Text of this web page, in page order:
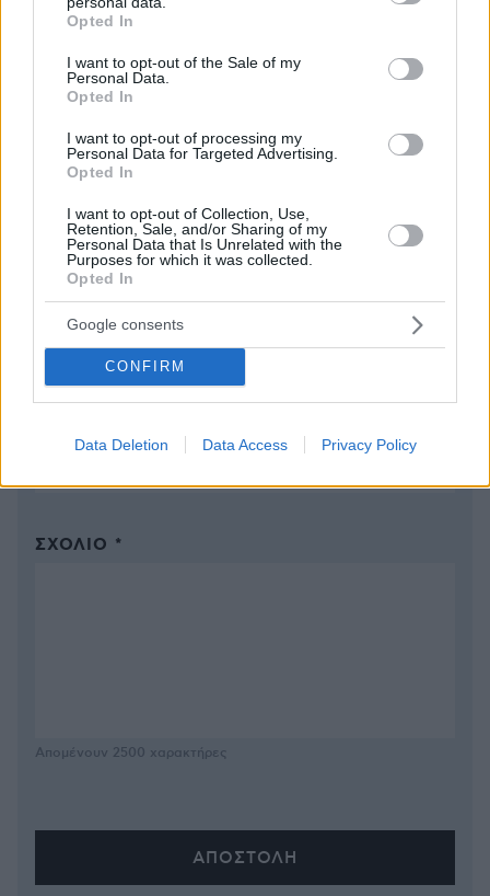
grant or deny consent to Google and its third-party tags to
use your data for below specified purposes in below Google
consent section.
Opted In
I want to opt-out of the Sale of my
Personal Data.
Opted In
I want to opt-out of processing my
Personal Data for Targeted Advertising.
Opted In
I want to opt-out of Collection, Use,
Retention, Sale, and/or Sharing of my
Personal Data that Is Unrelated with the
Purposes for which it was collected.
Opted In
Google consents
CONFIRM
Data Deletion Data Access Privacy Policy
31.01.2024, 15:22
ΑΠΑΝΤΗΣΗ
ΦΟΡΤΩΣΗ ΠΕΡΙΣΣΟΤΕΡΩΝ ΣΧΟΛΙΩΝ
ΠΡΟΣΘΗΚΗ ΣΧΟΛΙΟΥ
ΌΝΟΜΑ *
ΣΧΌΛΙΟ *
Απομένουν 2500 χαρακτήρες